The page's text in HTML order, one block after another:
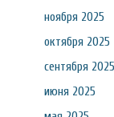
ноября 2025
октября 2025
сентября 2025
июня 2025